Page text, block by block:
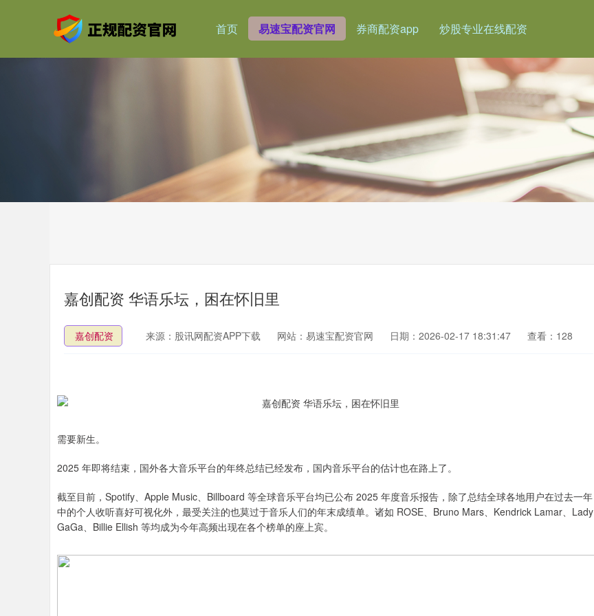
首页 易速宝配资官网 券商配资app 炒股专业在线配资
嘉创配资 华语乐坛，困在怀旧里
嘉创配资 来源：股讯网配资APP下载 网站：易速宝配资官网 日期：2026-02-17 18:31:47 查看：128
需要新生。
2025 年即将结束，国外各大音乐平台的年终总结已经发布，国内音乐平台的估计也在路上了。
截至目前，Spotify、Apple Music、Billboard 等全球音乐平台均已公布 2025 年度音乐报告，除了总结全球各地用户在过去一年
中的个人收听喜好可视化外，最受关注的也莫过于音乐人们的年末成绩单。诸如 ROSE、Bruno Mars、Kendrick Lamar、Lady
GaGa、Billie Ellish 等均成为今年高频出现在各个榜单的座上宾。